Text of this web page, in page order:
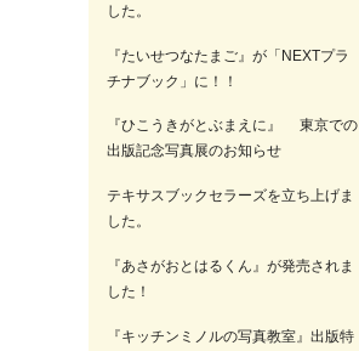
した。
『たいせつなたまご』が「NEXTプラ
チナブック」に！！
『ひこうきがとぶまえに』 東京での
出版記念写真展のお知らせ
テキサスブックセラーズを立ち上げま
した。
『あさがおとはるくん』が発売されま
した！
『キッチンミノルの写真教室』出版特